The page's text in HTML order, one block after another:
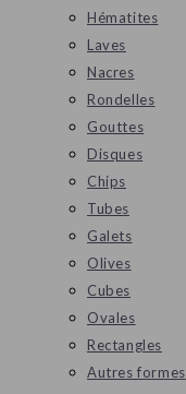
Hématites
Laves
Nacres
Rondelles
Gouttes
Disques
Chips
Tubes
Galets
Olives
Cubes
Ovales
Rectangles
Autres formes